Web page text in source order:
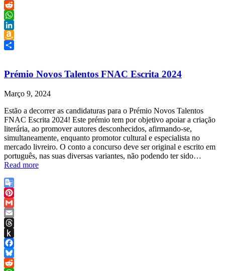
Kindle
Bluesky
Reddit
WhatsApp
LinkedIn
Amazon
Prémio Novos Talentos FNAC Escrita 2024
Março 9, 2024
Estão a decorrer as candidaturas para o Prémio Novos Talentos
FNAC Escrita 2024! Este prémio tem por objetivo apoiar a criação
literária, ao promover autores desconhecidos, afirmando-se,
simultaneamente, enquanto promotor cultural e especialista no
mercado livreiro. O conto a concurso deve ser original e escrito em
português, nas suas diversas variantes, não podendo ter sido…
Read more
Google
Translate
Pinterest
Gmail
Email
Threads
Push
to
Kindle
Facebook
Bluesky